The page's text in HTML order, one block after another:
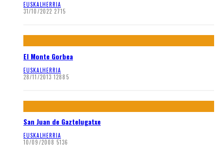
EUSKALHERRIA
31/10/2022 2715
El Monte Gorbea
EUSKALHERRIA
28/11/2013 12885
San Juan de Gaztelugatxe
EUSKALHERRIA
10/09/2008 5136